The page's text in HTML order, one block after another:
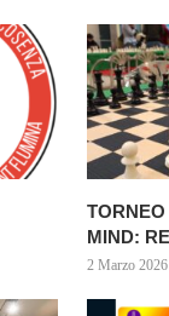
MIND:
2 Marzo 2026